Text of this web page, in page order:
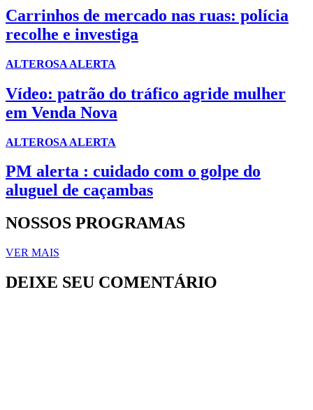
Carrinhos de mercado nas ruas: polícia
recolhe e investiga
ALTEROSA ALERTA
Vídeo: patrão do tráfico agride mulher
em Venda Nova
ALTEROSA ALERTA
PM alerta : cuidado com o golpe do
aluguel de caçambas
NOSSOS PROGRAMAS
VER MAIS
DEIXE SEU COMENTÁRIO